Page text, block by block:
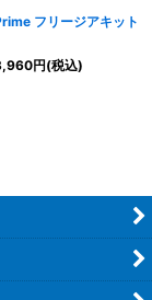
フリージアキット
円(税込)